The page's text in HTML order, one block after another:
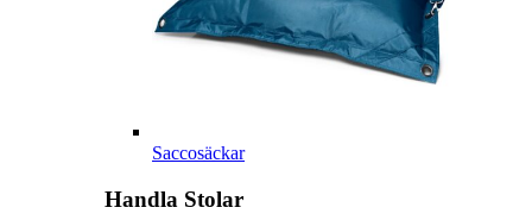
Saccosäckar
Handla Stolar